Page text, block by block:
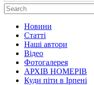
Новини
Статті
Наші автори
Відео
Фотогалерея
АРХІВ НОМЕРІВ
Куди піти в Ірпені